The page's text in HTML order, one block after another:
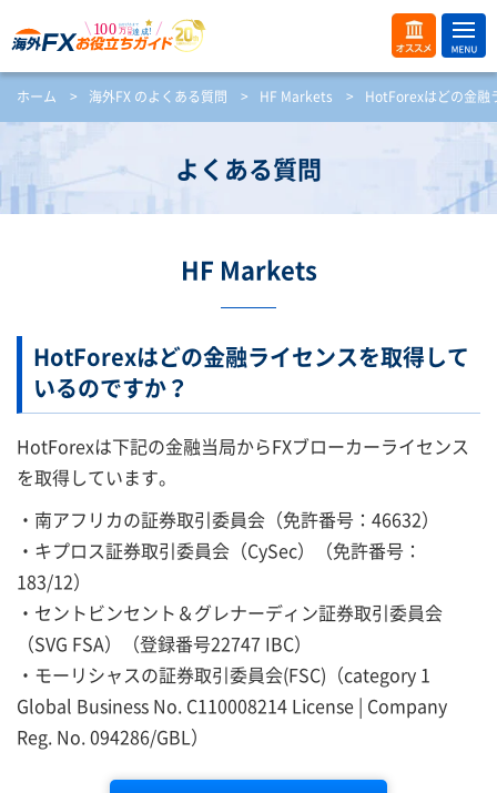
オス
スメ
ME
NU
開
ホーム > 海外FX のよくある質問 > HF Markets > HotForexはどの金融
よくある質問
HF Markets
HotForexはどの金融ライセンスを取得して
いるのですか？
HotForexは下記の金融当局からFXブローカーライセンス
を取得しています。
・南アフリカの証券取引委員会（免許番号：46632）
・キプロス証券取引委員会（CySec）（免許番号：
183/12）
・セントビンセント＆グレナーディン証券取引委員会
（SVG FSA）（登録番号22747 IBC）
・モーリシャスの証券取引委員会(FSC)（category 1
Global Business No. C110008214 License | Company
Reg. No. 094286/GBL）